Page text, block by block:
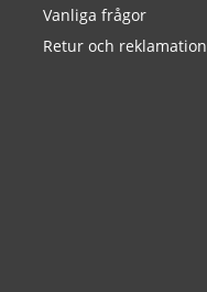
Vanliga frågor
Retur och reklamation